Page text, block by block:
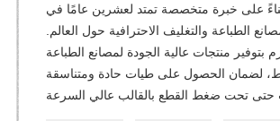
على خبرة متخصصة تمتد لعشرين عامًا في
الطباعة والتغليف الاحترافية حول العالم.
بتوفير منتجات عالية الجودة لمصانع الطباعة
لضمان الحصول على طيات حادة ومتناسقة